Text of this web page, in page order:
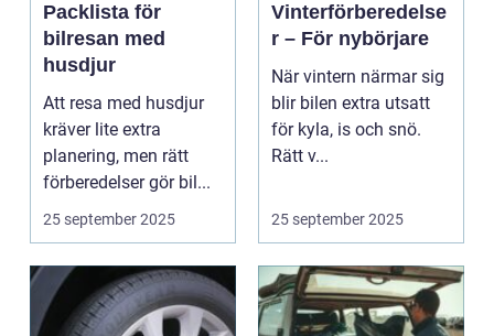
Packlista för
bilresan med
husdjur
Att resa med husdjur
kräver lite extra
planering, men rätt
förberedelser gör bil...
25 september 2025
Vinterförberedelse
r – För nybörjare
När vintern närmar sig
blir bilen extra utsatt
för kyla, is och snö.
Rätt v...
25 september 2025